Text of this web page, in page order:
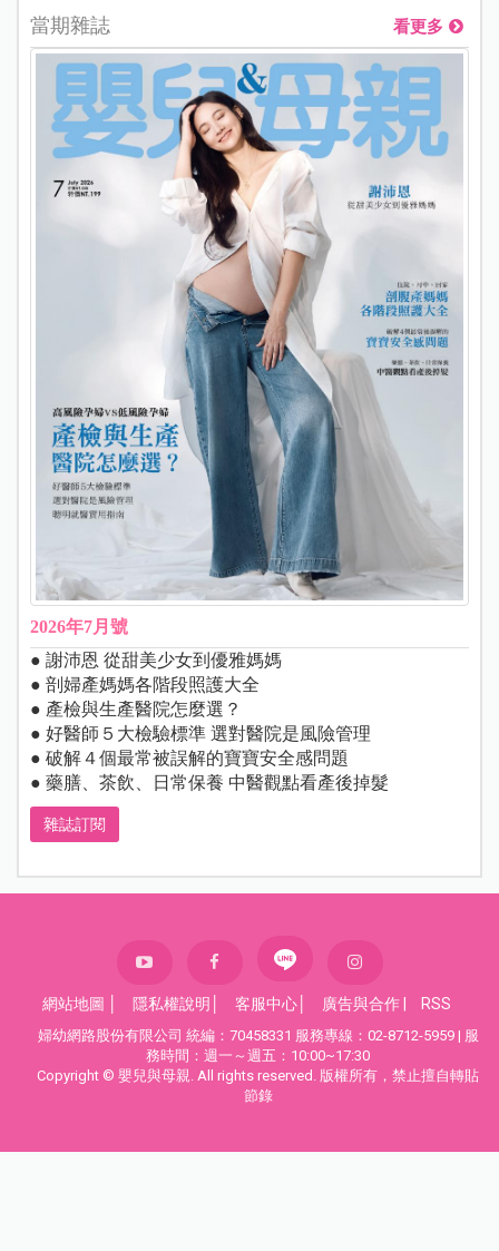
當期雜誌 看更多
2026年7月號
● 謝沛恩 從甜美少女到優雅媽媽
● 剖婦產媽媽各階段照護大全
● 產檢與生產醫院怎麼選？
● 好醫師５大檢驗標準 選對醫院是風險管理
● 破解４個最常被誤解的寶寶安全感問題
● 藥膳、茶飲、日常保養 中醫觀點看產後掉髮
雜誌訂閱
網站地圖 隱私權說明 客服中心 廣告與合作 RSS
婦幼網路股份有限公司 統編：70458331 服務專線：02-8712-5959 | 服
務時間：週一～週五：10:00~17:30
Copyright © 嬰兒與母親. All rights reserved. 版權所有，禁止擅自轉貼
節錄